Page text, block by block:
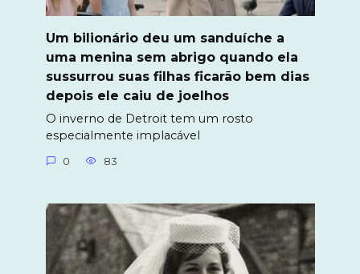
Um bilionário deu um sanduíche a
uma menina sem abrigo quando ela
sussurrou suas filhas ficarão bem dias
depois ele caiu de joelhos
O inverno de Detroit tem um rosto
especialmente implacável
0 83